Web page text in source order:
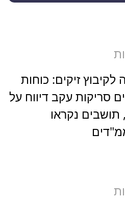
זיקים: כוחות
סריקות עקב דיווח על
נקראו